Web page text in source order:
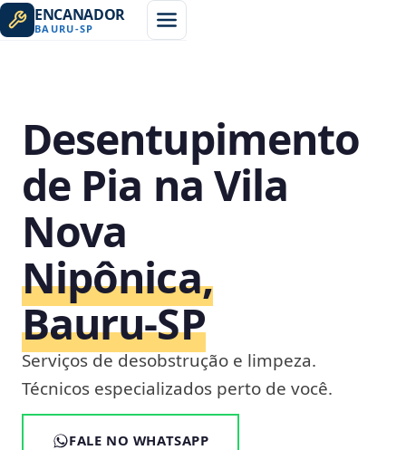
ENCANADOR
BAURU-SP
Desentupimento
de Pia na Vila
Nova
Nipônica,
Bauru‑SP
Serviços de desobstrução e limpeza.
Técnicos especializados perto de você.
FALE NO WHATSAPP